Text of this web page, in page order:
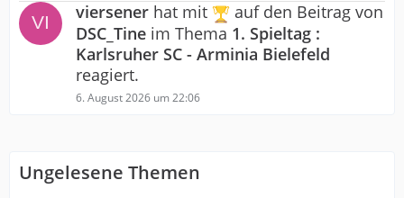
viersener hat mit
auf den Beitrag von
DSC_Tine im Thema 1. Spieltag :
Karlsruher SC - Arminia Bielefeld
reagiert.
6. August 2026 um 22:06
Ungelesene Themen